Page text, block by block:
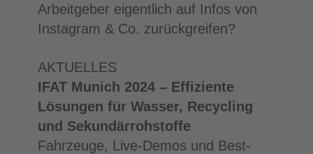
Arbeitgeber eigentlich auf Infos von
Instagram & Co. zurückgreifen?
AKTUELLES
IFAT Munich 2024 – Effiziente
Lösungen für Wasser, Recycling
und Sekundärrohstoffe
Fahrzeuge, Live-Demos und Best-